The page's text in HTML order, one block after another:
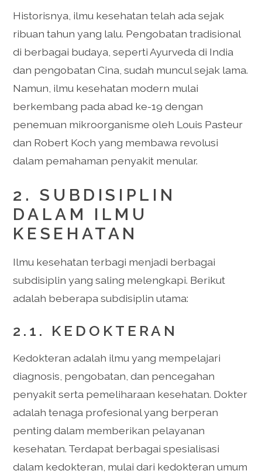
Historisnya, ilmu kesehatan telah ada sejak
ribuan tahun yang lalu. Pengobatan tradisional
di berbagai budaya, seperti Ayurveda di India
dan pengobatan Cina, sudah muncul sejak lama.
Namun, ilmu kesehatan modern mulai
berkembang pada abad ke-19 dengan
penemuan mikroorganisme oleh Louis Pasteur
dan Robert Koch yang membawa revolusi
dalam pemahaman penyakit menular.
2. SUBDISIPLIN
DALAM ILMU
KESEHATAN
Ilmu kesehatan terbagi menjadi berbagai
subdisiplin yang saling melengkapi. Berikut
adalah beberapa subdisiplin utama:
2.1. KEDOKTERAN
Kedokteran adalah ilmu yang mempelajari
diagnosis, pengobatan, dan pencegahan
penyakit serta pemeliharaan kesehatan. Dokter
adalah tenaga profesional yang berperan
penting dalam memberikan pelayanan
kesehatan. Terdapat berbagai spesialisasi
dalam kedokteran, mulai dari kedokteran umum